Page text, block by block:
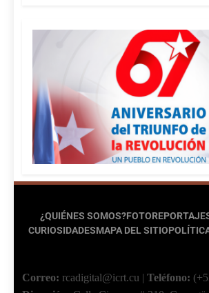
¿QUIÉNES SOMOS?
CURIOSIDADESMAPA DEL SITIO
Correo: rcadigital@icrt.cu | Teléfono: